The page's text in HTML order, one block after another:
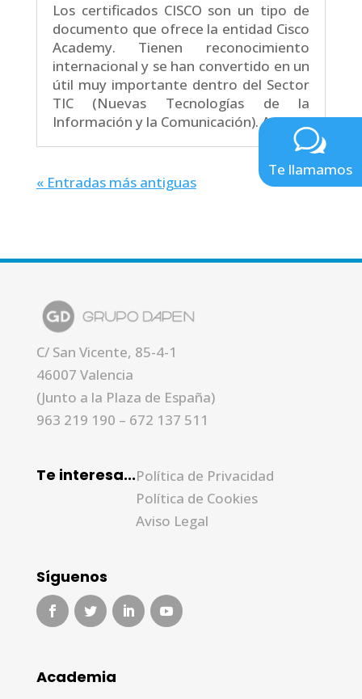
Los certificados CISCO son un tipo de
documento que ofrece la entidad Cisco
Academy. Tienen reconocimiento
internacional y se han convertido en un
útil muy importante dentro del Sector
TIC (Nuevas Tecnologías de la
Información y la Comunicación). A...
« Entradas más antiguas
C/ San Vicente, 85-4-1
46007 Valencia
(Junto a la Plaza de España)
963 219 190 – 672 137 511
Te interesa...Política de Privacidad
Política de Cookies
Aviso Legal
Síguenos
Academia
Te llamamos